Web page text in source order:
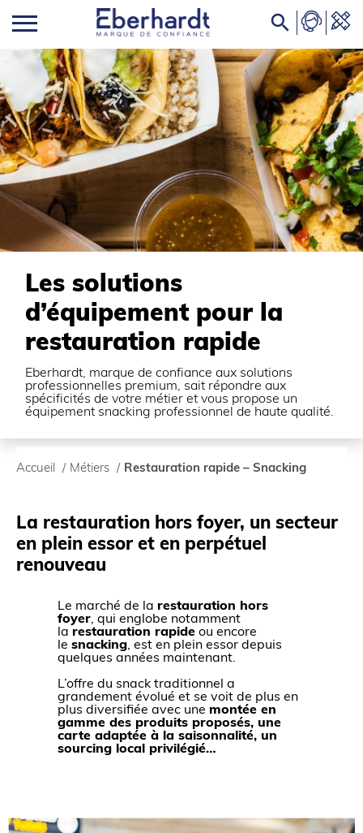

Les solutions
d’équipement pour la
restauration rapide
Eberhardt, marque de confiance aux solutions
professionnelles premium, sait répondre aux
spécificités de votre métier et vous propose un
équipement snacking professionnel de haute qualité.
Accueil / Métiers / Restauration rapide – Snacking
La restauration hors foyer, un secteur
en plein essor et en perpétuel
renouveau
Le marché de la restauration hors
foyer, qui englobe notamment
la restauration rapide ou encore
le snacking, est en plein essor depuis
quelques années maintenant.
L’offre du snack traditionnel a
grandement évolué et se voit de plus en
plus diversifiée avec une montée en
gamme des produits proposés, une
carte adaptée à la saisonnalité, un
sourcing local privilégié…